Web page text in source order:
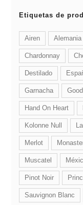
Etiquetas de
Airen Alemania
Chardonnay
Destilado
Garnacha
Hand On Heart
Kolonne Null
Merlot
Muscatel
Pinot Noir
Sauvignon Blanc